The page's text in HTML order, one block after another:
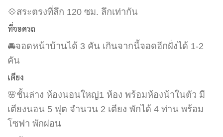
💠สระตรงที่ลึก 120 ซม. ลึกเท่ากัน
ที่จอดรถ
🚘จอดหน้าบ้านได้ 3 คัน เกินจากนี้จอดอีกฝั่งได้ 1-2
คัน
เตียง
🌸ชั้นล่าง ห้องนอนใหญ่1 ห้อง พร้อมห้องน้าในตัว มี
เตียงนอน 5 ฟุต จำนวน 2 เตียง พักได้ 4 ท่าน พร้อม
โซฟา พักผ่อน